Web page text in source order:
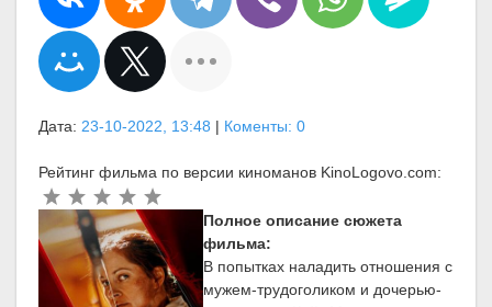
Дата: 23-10-2022, 13:48 | Коменты: 0
Рейтинг фильма по версии киноманов KinoLogovo.com:
Полное описание сюжета
фильма:
В попытках наладить отношения с
мужем-трудоголиком и дочерью-